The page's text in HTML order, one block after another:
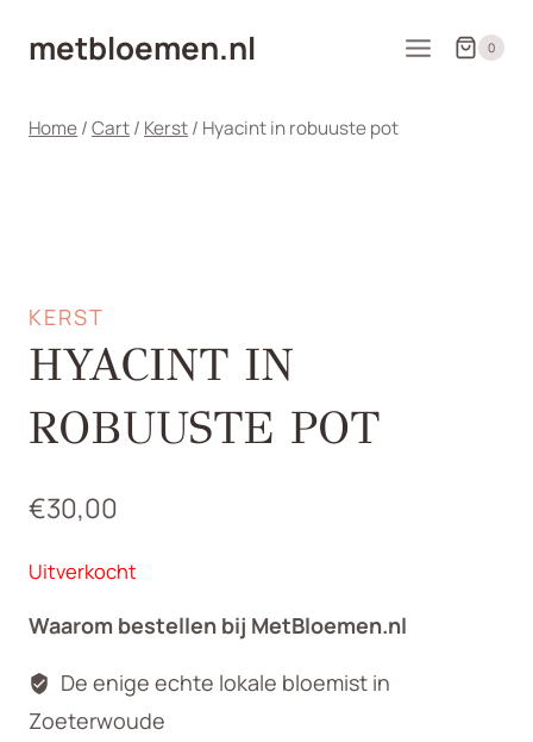
naarmetbloemen.nl 0
Home/Cart/ Kerst/ Hyacint in robuuste pot
KERST
HYACINT IN
ROBUUSTE POT
€30,00
Uitverkocht
Waarom bestellen bij MetBloemen.nl
De enige echte lokale bloemist in
Zoeterwoude